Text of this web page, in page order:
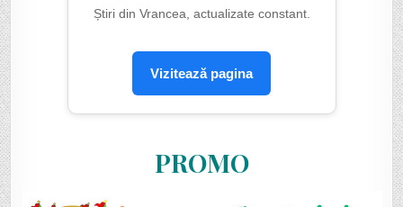
Știri din Vrancea, actualizate constant.
Vizitează pagina
PROMO